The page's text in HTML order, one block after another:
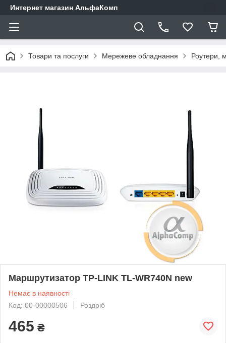
Интернет магазин АльфаКомп
Товари та послуги Мережеве обладнання Роутери,
Маршрутизатор TP-LINK TL-WR740N new
Немає в наявності
Код: 00-00000506
Роздріб
465 ₴